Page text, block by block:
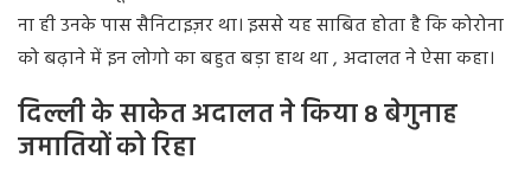
नाहीउनकेपाससैनिटाइज़रथा।इससेयहसाबितहोताहैकिकोरोना
कोबढ़ानेमेंइनलोगोकाबहुतबड़ाहाथथा, अदालतनेऐसाकहा।
दिल्लीकेसाकेतअदालतनेकिया8बेगुनाह
जमातियोंकोरिहा